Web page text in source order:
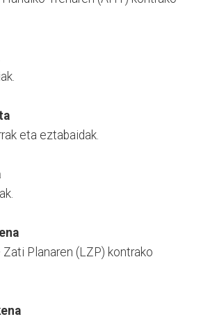
eta eztabaidak.
Planaren (LZP) kontrako